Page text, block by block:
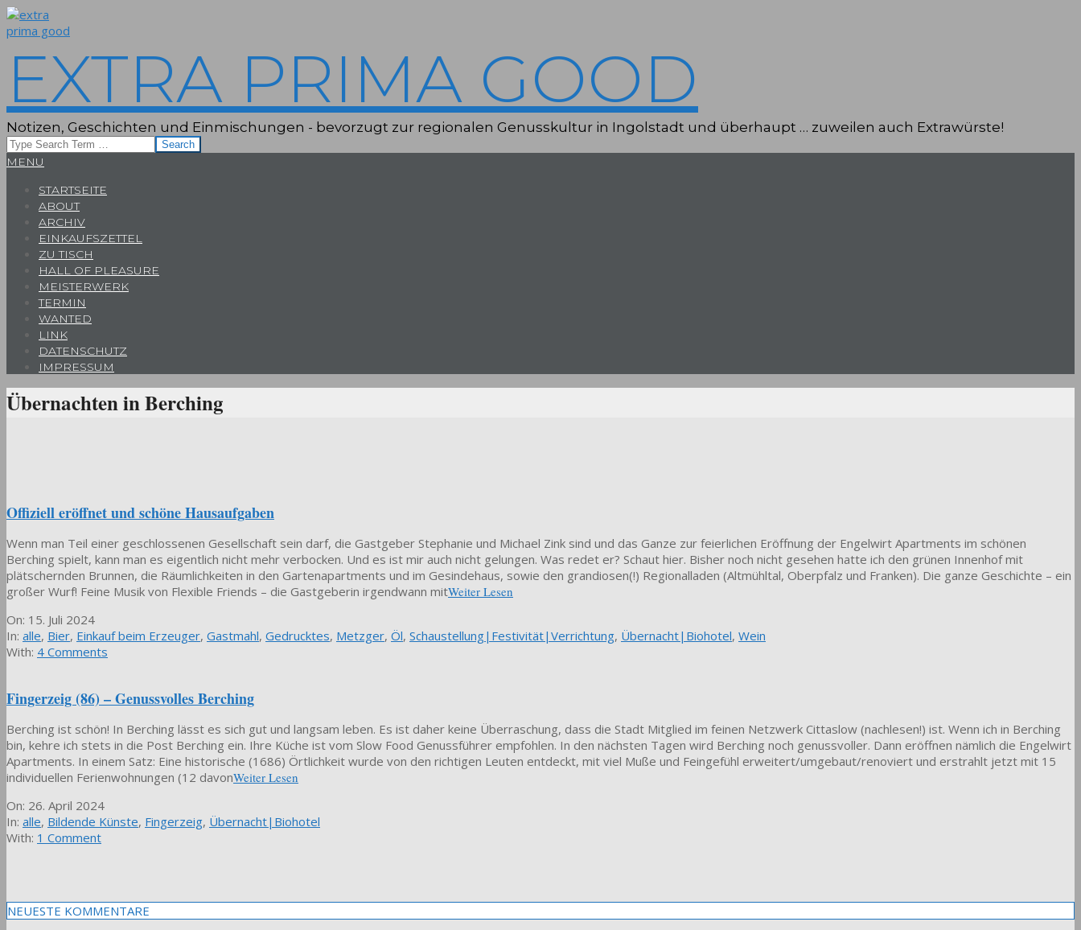
Skip
to
EXTRA PRIMA GOOD
Notizen, Geschichten und Einmischungen - bevorzugt zur regionalen Genusskultur in Ingolstadt und überhaupt … zuweilen auch Extrawürste!
Search
Primary
MENU
STARTSEITE
ABOUT
ARCHIV
EINKAUFSZETTEL
ZU TISCH
HALL OF PLEASURE
MEISTERWERK
TERMIN
WANTED
LINK
DATENSCHUTZ
IMPRESSUM
Übernachten in Berching
Offiziell eröffnet und schöne Hausaufgaben
Wenn man Teil einer geschlossenen Gesellschaft sein darf, die Gastgeber Stephanie und Michael Zink sind und das Ganze zur feierlichen Eröffnung der Engelwirt Apartments im schönen
Berching spielt, kann man es eigentlich nicht mehr verbocken. Und es ist mir auch nicht gelungen. Was redet er? Schaut hier. Bisher noch nicht gesehen hatte ich den grünen Innenhof mit
plätschernden Brunnen, die Räumlichkeiten in den Gartenapartments und im Gesindehaus, sowie den grandiosen(!) Regionalladen (Altmühltal, Oberpfalz und Franken). Die ganze Geschichte – ein
großer Wurf! Feine Musik von Flexible Friends – die Gastgeberin irgendwann mitWeiter Lesen
2024-
07-
15
On: 15. Juli 2024
In: alle, Bier, Einkauf beim Erzeuger, Gastmahl, Gedrucktes, Metzger, Öl, Schaustellung|Festivität|Verrichtung, Übernacht|Biohotel, Wein
With: 4 Comments
Fingerzeig (86) – Genussvolles Berching
Berching ist schön! In Berching lässt es sich gut und langsam leben. Es ist daher keine Überraschung, dass die Stadt Mitglied im feinen Netzwerk Cittaslow (nachlesen!) ist. Wenn ich in Berching
bin, kehre ich stets in die Post Berching ein. Ihre Küche ist vom Slow Food Genussführer empfohlen. In den nächsten Tagen wird Berching noch genussvoller. Dann eröffnen nämlich die Engelwirt
Apartments. In einem Satz: Eine historische (1686) Örtlichkeit wurde von den richtigen Leuten entdeckt, mit viel Muße und Feingefühl erweitert/umgebaut/renoviert und erstrahlt jetzt mit 15
individuellen Ferienwohnungen (12 davonWeiter Lesen
2024-
04-
26
On: 26. April 2024
In: alle, Bildende Künste, Fingerzeig, Übernacht|Biohotel
With: 1 Comment
NEUESTE KOMMENTARE